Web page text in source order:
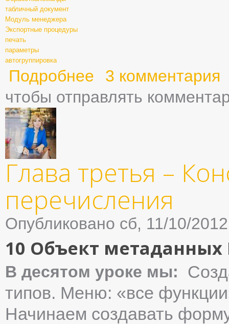
табличный документ
Модуль менеджера
Экспортные процедуры
печать
параметры
автогруппировка
Подробнее о Глава четвертая - Справочники
3 комментария
чтобы отправлять
Глава третья –
перечисления
Опубликовано сб, 11/10/
10 Объект
В десятом уроке мы:
типов. Меню: «все
Начинаем создавать